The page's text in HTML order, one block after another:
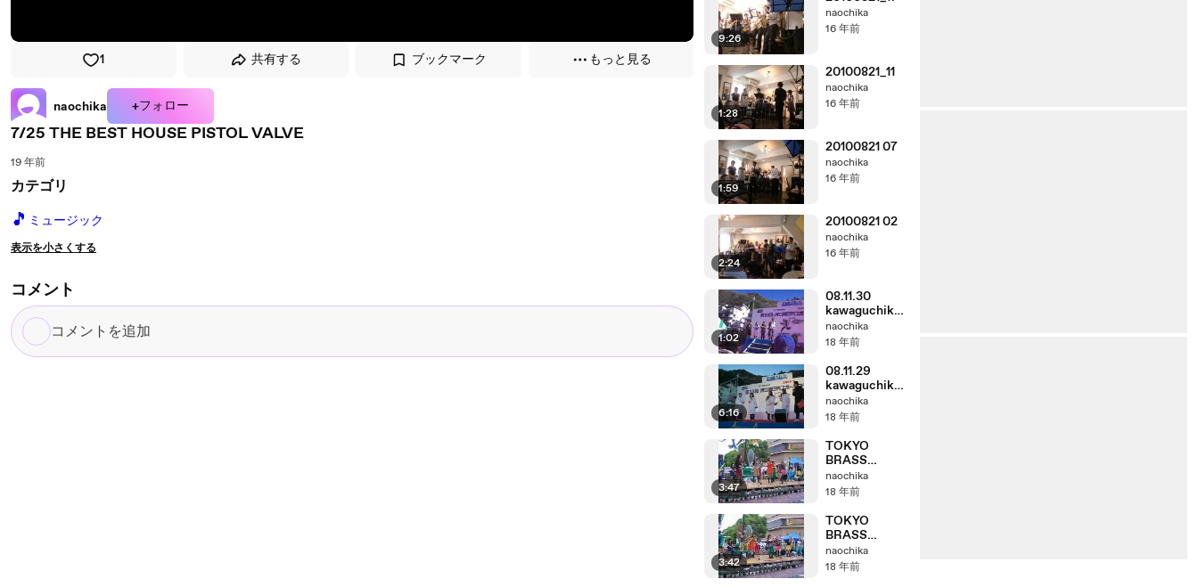
1 共有する ブックマーク もっと見る
naochika +フォロー
7/25 THE BEST HOUSE PISTOL VALVE
19 年前
カテゴリ
🎵 ミュージック
表示を小さくする
コメント
コ
メ
9:26
naochika
16 年前
1:28
20100821_11
naochika
16 年前
1:59
20100821 07
naochika
16 年前
2:24
20100821 02
naochika
16 年前
1:02
08.11.30
kawaguchiko
marathon
hyousyoushik
bi
naochika
18 年前
6:16
08.11.29
kawaguchiko
marathon
zzenyasai1
naochika
18 年前
3:47
TOKYO
BRASS
STYLE
ANPANMAN-
MARCH 2
naochika
18 年前
3:42
TOKYO
BRASS
STYLE tonari-
no-totoro 2
naochika
18 年前